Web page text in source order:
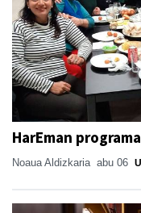
HarEman
Noaua Aldizkaria abu 06